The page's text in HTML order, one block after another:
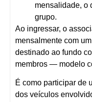
mensalidade, o
grupo.
Ao ingressar, o
mensalmente com
destinado ao fundo
membros — modelo
É como participar de
dos veículos